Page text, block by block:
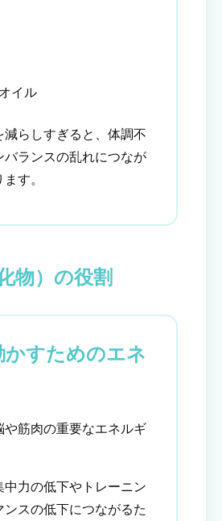
イル
減らしすぎると、体調不
バランスの乱れにつなが
す。
物）の役割
かすためのエネ
や筋肉の重要なエネルギ
中力の低下やトレーニン
ンスの低下につながるた